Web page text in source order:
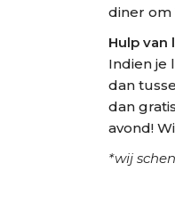
diner om
Hulp
Indien je
dan
dan
avond!
*wij